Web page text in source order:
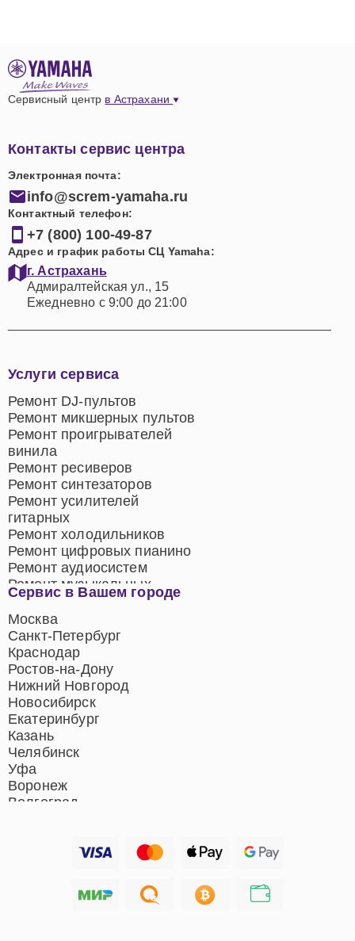
Сервисный центр в Астрахани
Контакты сервис центра
Электронная почта:
info@screm-yamaha.ru
Контактный телефон:
+7 (800) 100-49-87
Адрес и график работы СЦ Yamaha:
г. Астрахань
Адмиралтейская ул., 15
Ежедневно с 9:00 до 21:00
Сервис в Вашем городе
Москва
Санкт-Петербург
Краснодар
Ростов-на-Дону
Нижний Новгород
Новосибирск
Екатеринбург
Казань
Челябинск
Уфа
Воронеж
Волгоград
Хабаровск
Услуги сервиса
Ремонт DJ-пультов
Ремонт микшерных пультов
Ремонт проигрывателей
винила
Ремонт ресиверов
Ремонт синтезаторов
Ремонт усилителей
гитарных
Ремонт холодильников
Ремонт цифровых пианино
Ремонт аудиосистем
Ремонт музыкальных
центров
Ремонт домашних
кинотеатров
Ремонт микрофонов
Ремонт акустических
систем